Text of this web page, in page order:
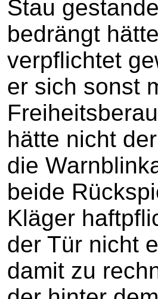
Stau
bedrängt
verpflichtet
er sich sonst
hätte nicht
die
beide
Kläger
der Tür nicht
damit zu